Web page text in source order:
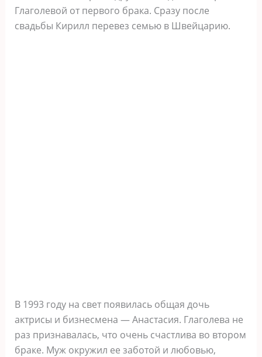
Глаголевой от первого брака. Сразу после
свадьбы Кирилл перевез семью в Швейцарию.
В 1993 году на свет появилась общая дочь
актрисы и бизнесмена — Анастасия. Глаголева не
раз признавалась, что очень счастлива во втором
браке. Муж окружил ее заботой и любовью,